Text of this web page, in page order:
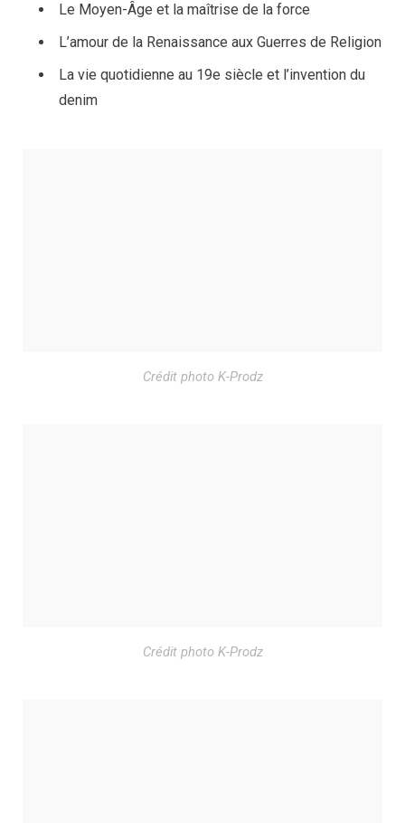
Le Moyen-Âge et la maîtrise de la force
L’amour de la Renaissance aux Guerres de Religion
La vie quotidienne au 19e siècle et l’invention du
denim
Crédit photo K-Prodz
Crédit photo K-Prodz